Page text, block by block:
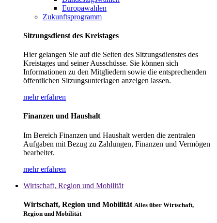
Europawahlen
Zukunftsprogramm
Sitzungsdienst des Kreistages
Hier gelangen Sie auf die Seiten des Sitzungsdienstes des
Kreistages und seiner Ausschüsse. Sie können sich
Informationen zu den Mitgliedern sowie die entsprechenden
öffentlichen Sitzungsunterlagen anzeigen lassen.
mehr erfahren
Finanzen und Haushalt
Im Bereich Finanzen und Haushalt werden die zentralen
Aufgaben mit Bezug zu Zahlungen, Finanzen und Vermögen
bearbeitet.
mehr erfahren
Wirtschaft, Region und Mobilität
Wirtschaft, Region und Mobilität Alles über Wirtschaft,
Region und Mobilität